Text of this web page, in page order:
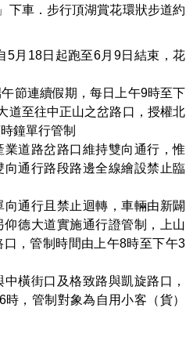
下車．步行頂湖賞花環狀步道約
5月18日起跑至6月9日結束，花
節連續假期，每日上午9時至下
道至往中正山之岔路口，授權北
鐘單行管制
業道路岔路口維持雙向通行，惟
通行路段路邊全線繪設禁止臨
向通行且禁止迴轉，車輛由新闢
德大道實施通行證管制，上山
，管制時間由上午8時至下午3
橫街口及格致路與凱旋路口，
，管制對象為自用小客（貨）